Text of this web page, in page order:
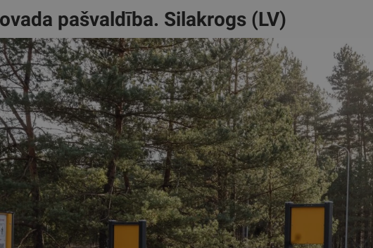
pašvaldība. Silakrogs (LV)